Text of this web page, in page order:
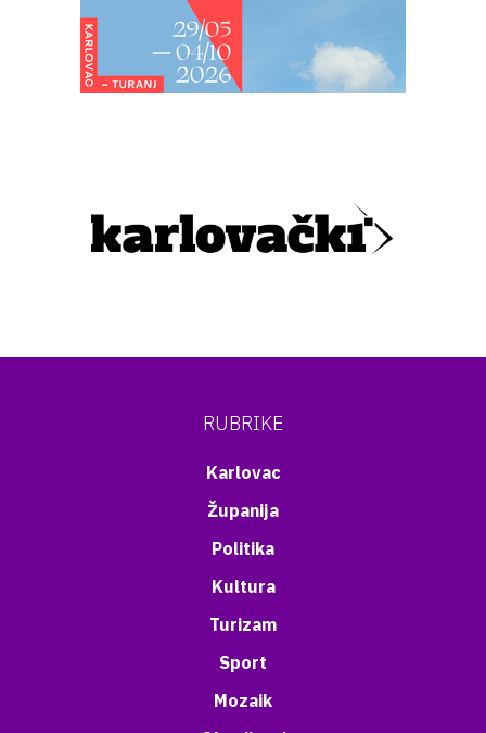
RUBRIKE
Karlovac
Županija
Politika
Kultura
Turizam
Sport
Mozaik